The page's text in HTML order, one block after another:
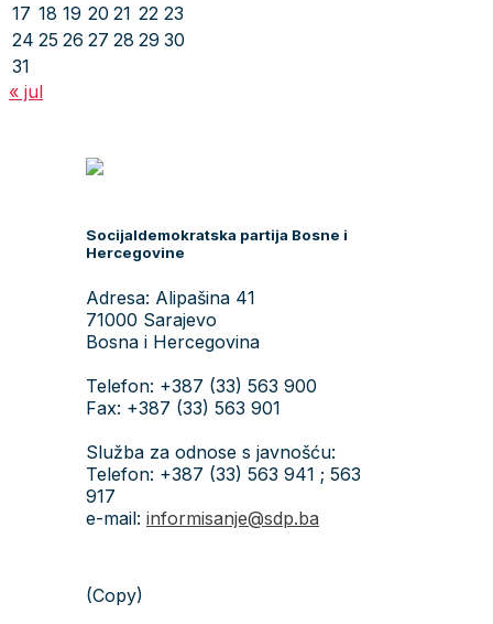
17 18 19 20 21 22 23
24 25 26 27 28 29 30
31
« jul
Socijaldemokratska partija Bosne i
Hercegovine
Adresa: Alipašina 41
71000 Sarajevo
Bosna i Hercegovina
Telefon: +387 (33) 563 900
Fax: +387 (33) 563 901
Služba za odnose s javnošću:
Telefon: +387 (33) 563 941 ; 563
917
e-mail: informisanje@sdp.ba
(Copy)